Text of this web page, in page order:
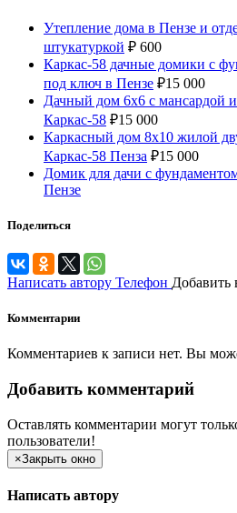
Утепление дома в Пензе и
штукатуркой ₽ 600
Каркас-58 дачные домики с
под ключ в Пензе ₽15 000
Дачный дом 6х6 с мансардой
Каркас-58 ₽15 000
Каркасный дом 8х10 жилой
Каркас-58 Пенза ₽15 000
Домик для дачи с
Пензе
Поделиться
Написать автору Телефон Добавить
Комментарии
Комментариев к записи нет. Вы
Добавить комментарий
Оставлять комментарии могут
пользователи!
×Закрыть окно
Написать автору